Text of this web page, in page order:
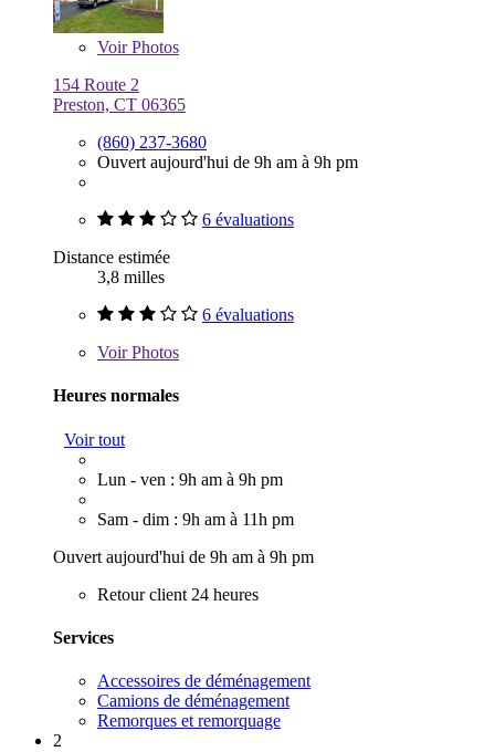
VoirPhotos
154 Route 2
Preston, CT 06365
(860) 237-3680
Ouvert aujourd'hui de 9h am à 9h pm
6 évaluations
Distance estimée
3,8 milles
6 évaluations
VoirPhotos
Heures normales
Voir tout
Lun - ven : 9h am à 9h pm
Sam - dim : 9h am à 11h pm
Ouvert aujourd'hui de 9h am à 9h pm
Retour client 24 heures
Services
Accessoires de déménagement
Camions de déménagement
Remorques et remorquage
2